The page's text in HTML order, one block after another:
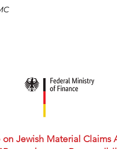
Jewish Material Claims